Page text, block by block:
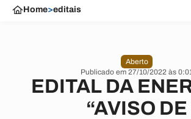
Home>editais
Aberto
Publicado em 27/10/2022 às
EDITAL DA
“AVISO DE